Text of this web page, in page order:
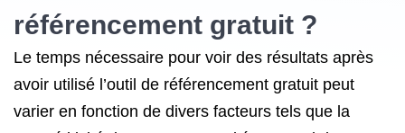
référencement gratuit ?
Le temps nécessaire pour voir des résultats après
avoir utilisé l’outil de référencement gratuit peut
varier en fonction de divers facteurs tels que la